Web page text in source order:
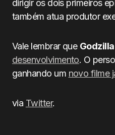
dirigir os dois primeiros
também atua produtor
Vale lembrar que
desenvolvimento. O
ganhando um novo filme
via Twitter.